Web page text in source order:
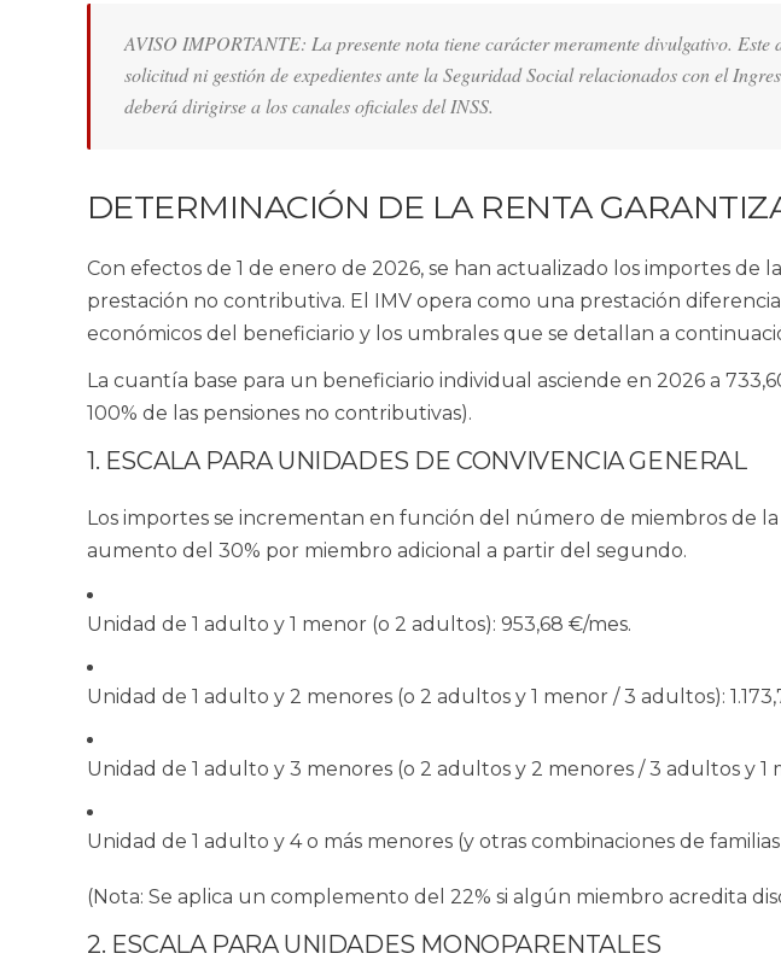
AVISO IMPORTANTE: La presente nota tiene carácter meramente divulgativo.
solicitud ni gestión de expedientes ante la Seguridad Social relacionados con el
deberá dirigirse a los canales oficiales del INSS.
DETERMINACIÓN DE LA RENTA
Con efectos de 1 de enero de 2026, se han actualizado los importes de
prestación no contributiva. El IMV opera como una prestación
económicos del beneficiario y los umbrales que se detallan a
La cuantía base para un beneficiario individual asciende en 2026 a
100% de las pensiones no contributivas).
1. ESCALA PARA UNIDADES DE CONVIVENCIA GENERAL
Los importes se incrementan en función del número de miembros de
aumento del 30% por miembro adicional a partir del segundo.
Unidad de 1 adulto y 1 menor (o 2 adultos): 953,68 €/mes.
Unidad de 1 adulto y 2 menores (o 2 adultos y 1 menor / 3 adultos):
Unidad de 1 adulto y 3 menores (o 2 adultos y 2 menores / 3 adultos y 1
Unidad de 1 adulto y 4 o más menores (y otras combinaciones de
(Nota: Se aplica un complemento del 22% si algún miembro acredita
2. ESCALA PARA UNIDADES MONOPARENTALES